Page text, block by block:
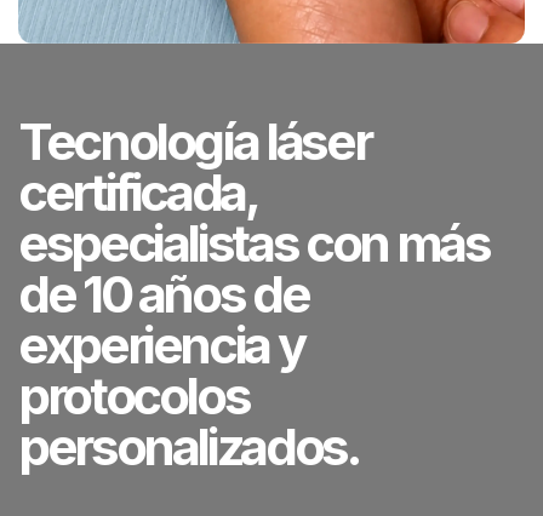
Tecnología láser
certificada,
especialistas con más
de 10 años de
experiencia y
protocolos
personalizados.